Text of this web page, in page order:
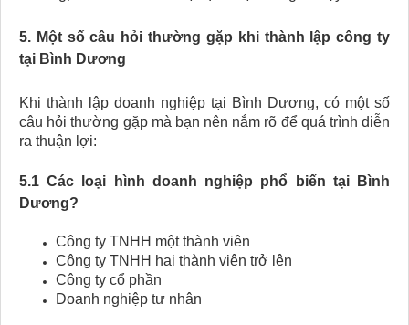
5. Một số câu hỏi thường gặp khi thành lập công ty
tại Bình Dương
Khi thành lập doanh nghiệp tại Bình Dương, có một số
câu hỏi thường gặp mà bạn nên nắm rõ để quá trình diễn
ra thuận lợi:
5.1 Các loại hình doanh nghiệp phổ biến tại Bình
Dương?
Công ty TNHH một thành viên
Công ty TNHH hai thành viên trở lên
Công ty cổ phần
Doanh nghiệp tư nhân